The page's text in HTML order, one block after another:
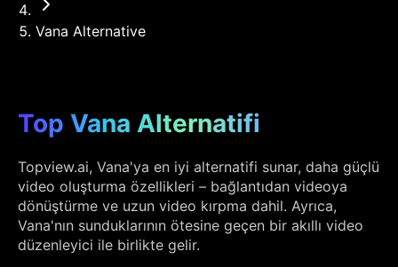
Vana Alternative
Top Vana Alternatifi
Topview.ai, Vana'ya en iyi alternatifi sunar, daha güçlü
video oluşturma özellikleri – bağlantıdan videoya
dönüştürme ve uzun video kırpma dahil. Ayrıca,
Vana'nın sunduklarının ötesine geçen bir akıllı video
düzenleyici ile birlikte gelir.